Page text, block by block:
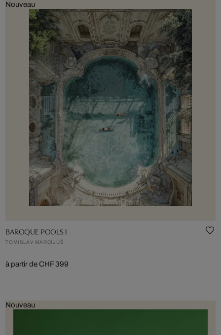
Nouveau
BAROQUE POOLS I
TOMISLAV MARCIJUŠ
à partir de CHF 399
Nouveau